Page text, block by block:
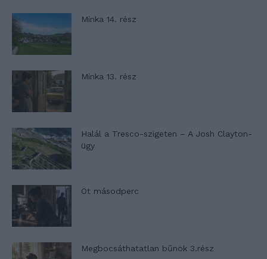
Minka 14. rész
Minka 13. rész
Halál a Tresco-szigeten – A Josh Clayton-
ügy
Öt másodperc
Megbocsáthatatlan bűnök 3.rész